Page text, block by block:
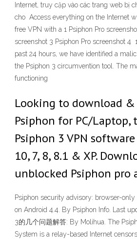
Internet, truy cập vào các trang web bị
cho Access everything on the Internet
free VPN with a 1 Psiphon Pro
screenshot 3 Psiphon Pro screenshot 4
past 24 hours, we have identified a
the Psiphon 3 circumvention tool. The
functioning
Looking to download
Psiphon for PC/
Psiphon 3 VPN
10, 7, 8, 8.1 & XP.
unblocked Psiphon pro
Psiphon security advisory: browser-
on Android 4.4. By Psiphon Info. Last
3的几个问题解答: By Molihua. The
System is a relay-based Internet